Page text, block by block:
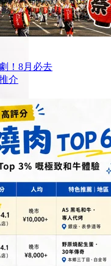
！8月必去
介